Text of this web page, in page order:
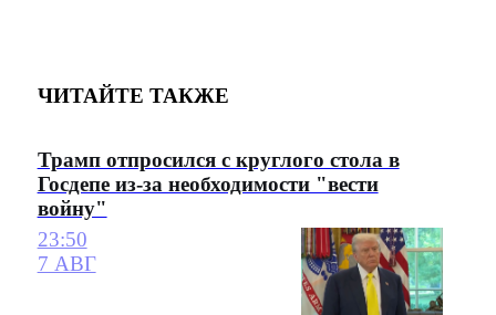
ЧИТАЙТЕ ТАКЖЕ
Трамп отпросился с круглого стола в
Госдепе из-за необходимости "вести
войну"
23:50
7 АВГ